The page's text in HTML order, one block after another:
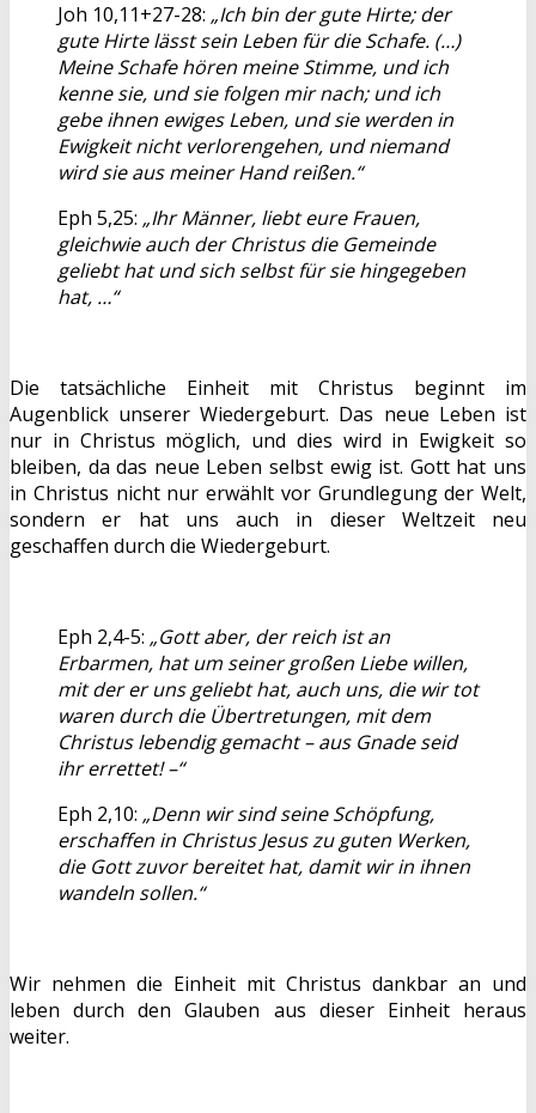
Joh 10,11+27-28: „Ich bin der gute Hirte; der
gute Hirte lässt sein Leben für die Schafe. (…)
Meine Schafe hören meine Stimme, und ich
kenne sie, und sie folgen mir nach; und ich
gebe ihnen ewiges Leben, und sie werden in
Ewigkeit nicht verlorengehen, und niemand
wird sie aus meiner Hand reißen.“
Eph 5,25: „Ihr Männer, liebt eure Frauen,
gleichwie auch der Christus die Gemeinde
geliebt hat und sich selbst für sie hingegeben
hat, …“
Die tatsächliche Einheit mit Christus beginnt im
Augenblick unserer Wiedergeburt. Das neue Leben ist
nur in Christus möglich, und dies wird in Ewigkeit so
bleiben, da das neue Leben selbst ewig ist. Gott hat uns
in Christus nicht nur erwählt vor Grundlegung der Welt,
sondern er hat uns auch in dieser Weltzeit neu
geschaffen durch die Wiedergeburt.
Eph 2,4-5: „Gott aber, der reich ist an
Erbarmen, hat um seiner großen Liebe willen,
mit der er uns geliebt hat, auch uns, die wir tot
waren durch die Übertretungen, mit dem
Christus lebendig gemacht – aus Gnade seid
ihr errettet! –“
Eph 2,10: „Denn wir sind seine Schöpfung,
erschaffen in Christus Jesus zu guten Werken,
die Gott zuvor bereitet hat, damit wir in ihnen
wandeln sollen.“
Wir nehmen die Einheit mit Christus dankbar an und
leben durch den Glauben aus dieser Einheit heraus
weiter.